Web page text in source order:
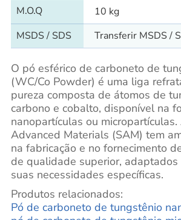
M.O.Q
10 kg
MSDS / SDS
Transferir MSDS /
O pó esférico de carboneto de
(WC/Co Powder) é uma liga
pureza composta de átomos de
carbono e cobalto, disponível na
nanopartículas ou
Advanced Materials (SAM) tem
na fabricação e no fornecimento
de qualidade superior,
suas necessidades específicas.
Produtos relacionados:
Pó de carboneto de tungstênio